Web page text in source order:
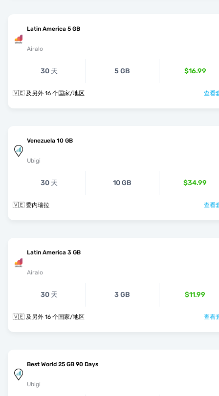
Latin America 5 GB
Airalo
30 天 5 GB $16.99
🇻🇪 及另外 16 个国家/地区 查看
Venezuela 10 GB
Ubigi
30 天 10 GB $34.99
🇻🇪 委内瑞拉 查看
Latin America 3 GB
Airalo
30 天 3 GB $11.99
🇻🇪 及另外 16 个国家/地区 查看
Best World 25 GB 90 Days
Ubigi